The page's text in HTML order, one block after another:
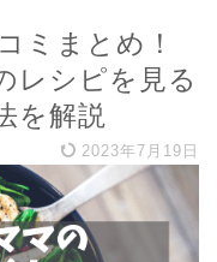
ミまとめ！
レシピを見る
を解説
2023年7月19日